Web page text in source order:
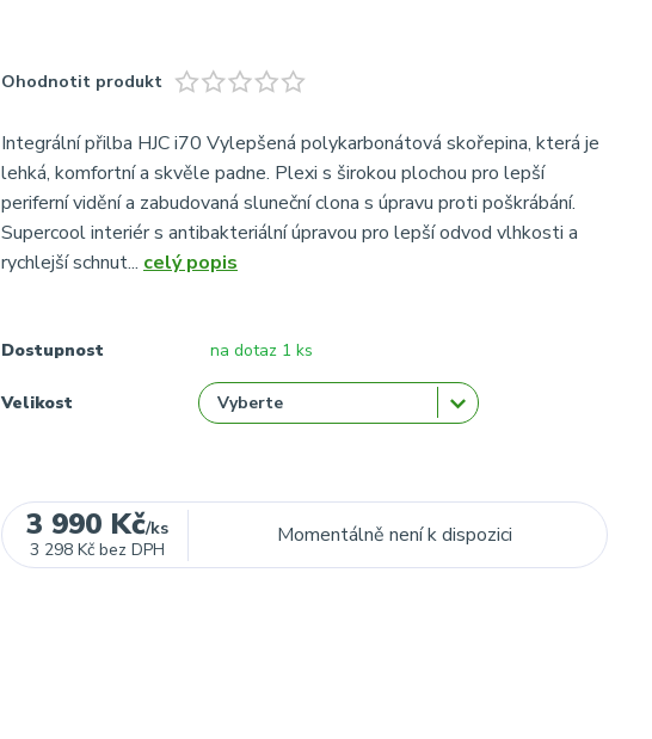
Ohodnotit produkt
Integrální přilba HJC i70 Vylepšená polykarbonátová skořepina, která je
lehká, komfortní a skvěle padne. Plexi s širokou plochou pro lepší
periferní vidění a zabudovaná sluneční clona s úpravu proti poškrábání.
Supercool interiér s antibakteriální úpravou pro lepší odvod vlhkosti a
rychlejší schnut... celý popis
Dostupnost na dotaz 1 ks
Velikost
3 990 Kč/ks
3 298 Kč bez DPH
Momentálně není k dispozici